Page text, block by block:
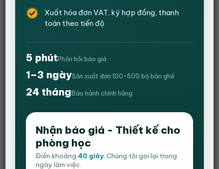
Ghế Công Thái Học, Ghế Văn Phòng Tựa
Chân HVK-S09 – Màu Trắng Đen
2,000,000₫
Giá
gốc
là:
1,450,000
hiện
HVK-S09
Xuất hóa đơn VAT, ký hợp đồng, thanh
toán theo tiến độ
5 phútPhản hồi báo giá
1–3 ngàySản xuất đơn 100–500 bộ bàn ghế
24 thángBảo hành chính hãng
Nhận báo giá - Thiết kế cho
phòng học
Điền khoảng 40 giây. Chúng tôi gọi lại trong
ngày làm việc.